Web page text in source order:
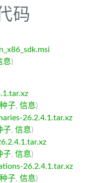
码
息)
子, 信息)
26.2.4.1.tar.xz
子, 信息)
子, 信息)
26.2.4.1.tar.xz
子, 信息)